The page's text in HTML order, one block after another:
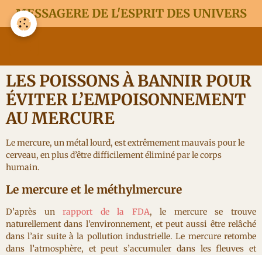
MESSAGERE DE L'ESPRIT DES UNIVERS
LES POISSONS À BANNIR POUR
ÉVITER L’EMPOISONNEMENT
AU MERCURE
Le mercure, un métal lourd, est extrêmement mauvais pour le
cerveau, en plus d’être difficilement éliminé par le corps
humain.
Le mercure et le méthylmercure
D’après unrapport de la FDA, le mercure se trouve
naturellement dans l’environnement, et peut aussi être relâché
dans l’air suite à la pollution industrielle. Le mercure retombe
dans l’atmosphère, et peut s’accumuler dans les fleuves et